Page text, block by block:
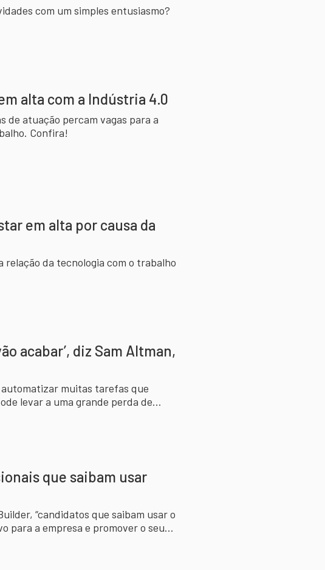
com um simples entusiasmo?
alta com a Indústria 4.0
de atuação percam vagas para a
Confira!
em alta por causa da
da tecnologia com o trabalho
acabar’, diz Sam Altman,
muitas tarefas que
levar a uma grande perda de
que saibam usar
“candidatos que saibam usar o
para a empresa e promover o seu